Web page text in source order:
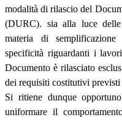
modalità di rilascio del
(DURC). sia alla luce
materia di
specificità riguardanti i
Documento è rilasciato
dei requisiti costitutivi previsti
Si ritiene dunque
uniformare il